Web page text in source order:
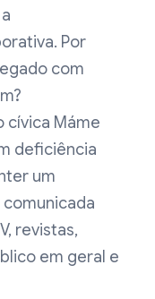
Por
com
cívica Máme
deficiência
um
revistas,
em geral e